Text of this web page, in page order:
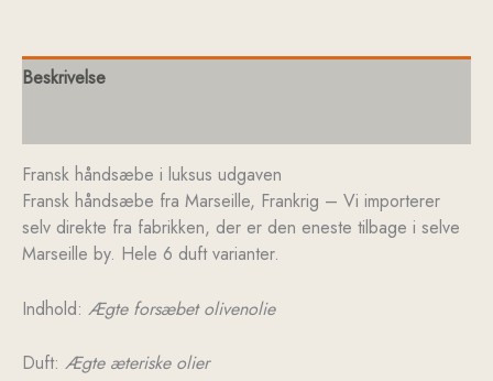
Beskrivelse
Fransk håndsæbe i luksus udgaven
Fransk håndsæbe fra Marseille, Frankrig – Vi importerer
selv direkte fra fabrikken, der er den eneste tilbage i selve
Marseille by. Hele 6 duft varianter.
Indhold: Ægte forsæbet olivenolie
Duft: Ægte æteriske olier